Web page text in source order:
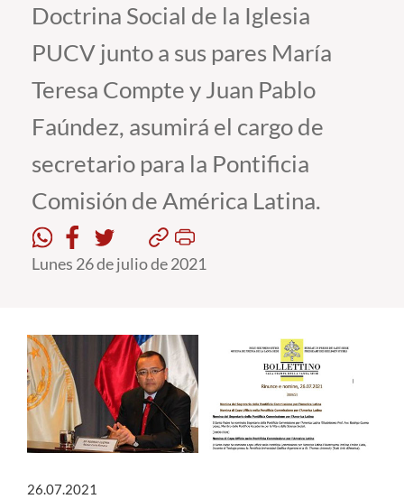
Estudiantes
Académicos
Funcionarios
Alumni
Doctrina Social de la Iglesia
PUCV junto a sus pares María
Teresa Compte y Juan Pablo
Faúndez, asumirá el cargo de
secretario para la Pontificia
Comisión de América Latina.
Lunes 26 de julio de 2021
26.07.2021